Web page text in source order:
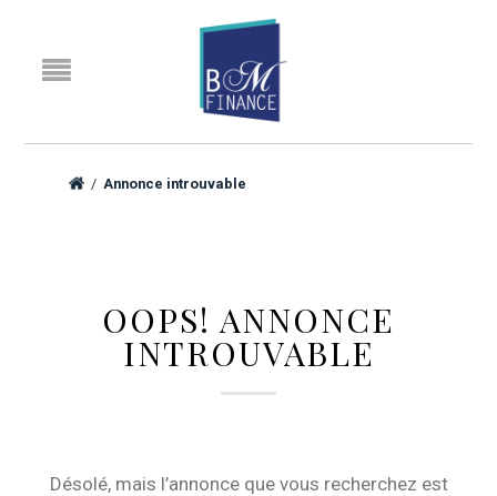
/ Annonce introuvable
OOPS! ANNONCE
INTROUVABLE
Désolé, mais l’annonce que vous recherchez est